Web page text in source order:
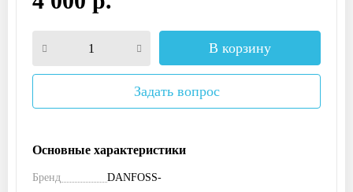
В корзину
Задать вопрос
Основные характеристики
Бренд DANFOSS-